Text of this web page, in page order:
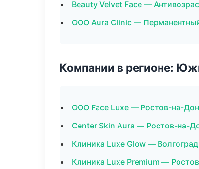
Beauty Velvet Face —
ООО Aura Clinic —
Компании в регионе:
ООО Face Luxe — Ростов-на-
Center Skin Aura — Ростов-на-
Клиника Luxe Glow — Волгоград
Клиника Luxe Premium —